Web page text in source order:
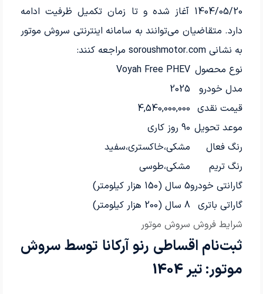
1404/05/20 آغاز شده و تا زمان تکمیل ظرفیت ادامه
دارد. متقاضیان می‌توانند به سامانه اینترنتی سروش موتور
به نشانی soroushmotor.com مراجعه کنند:
شرایط فروش سروش موتور
نوع محصول Voyah Free PHEV
مدل خودرو
2025
قیمت نقدی 4,540,000,000
موعد تحویل 90 روز کاری
رنگ فعال
مشکی،خاکستری،سفید
رنگ تریم
مشکی،طوسی
گارانتی خودرو5 سال (150 هزار کیلومتر)
گاراتی باتری 8 سال (200 هزار کیلومتر)
ثبت‌نام اقساطی رنو آرکانا توسط سروش
موتور: تیر 1404